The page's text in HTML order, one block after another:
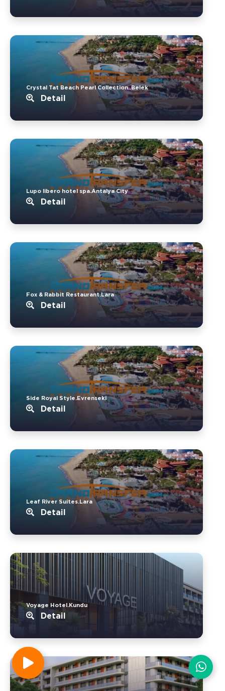
Crystal Tat Beach Pearl Collection..Belek
Detail
Lupo libero hotel spa.Antalya City
Detail
Fox & Rabbit Restaurant.Lara
Detail
Side Royal Style.Evrenseki
Detail
Leaf River Suites.Lara
Detail
Voyage Hotel.Kundu
Detail